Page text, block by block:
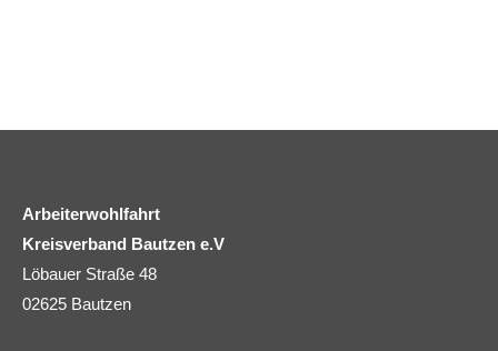
Arbeiterwohlfahrt
Kreisverband Bautzen e.V
Löbauer Straße 48
02625 Bautzen